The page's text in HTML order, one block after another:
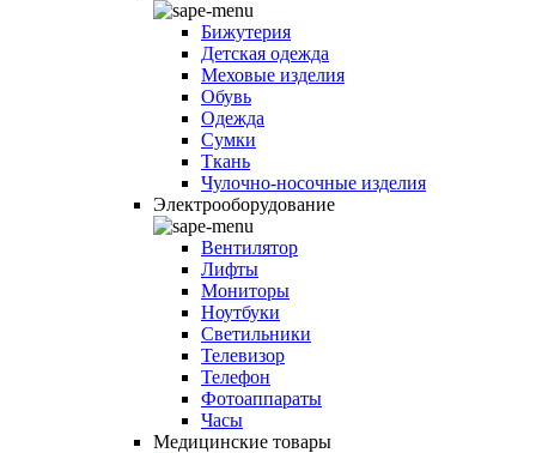
Бижутерия
Детская одежда
Меховые изделия
Обувь
Одежда
Сумки
Ткань
Чулочно-носочные изделия
Электрооборудование
Вентилятор
Лифты
Мониторы
Ноутбуки
Светильники
Телевизор
Телефон
Фотоаппараты
Часы
Медицинские товары